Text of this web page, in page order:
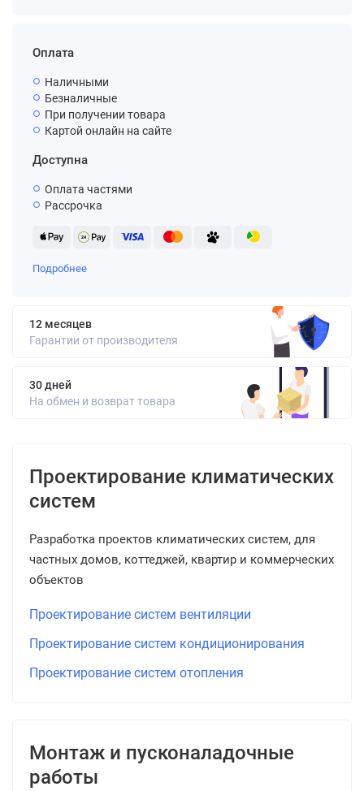
Оплата
Наличными
Безналичные
При получении товара
Картой онлайн на сайте
Доступна
Оплата частями
Рассрочка
Подробнее
12 месяцев
Гарантии от производителя
30 дней
На обмен и возврат товара
Проектирование климатических
систем
Разработка проектов климатических систем, для
частных домов, коттеджей, квартир и коммерческих
объектов
Проектирование систем вентиляции
Проектирование систем кондиционирования
Проектирование систем отопления
Монтаж и пусконаладочные
работы